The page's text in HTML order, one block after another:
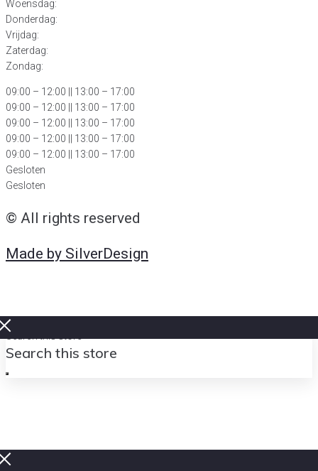
Woensdag:
Donderdag:
Vrijdag:
Zaterdag:
Zondag:
09:00 – 12:00
|| 13:00 – 17:00
09:00 – 12:00 || 13:00 – 17:00
09:00 – 12:00 || 13:00 – 17:00
09:00 – 12:00 || 13:00 – 17:00
09:00 – 12:00 || 13:00 – 17:00
Gesloten
Gesloten
© All rights reserved
Made by SilverDesign